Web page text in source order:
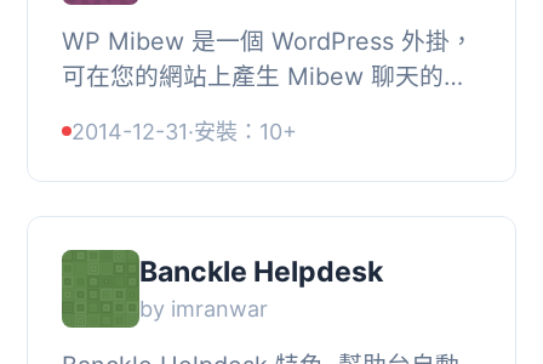
WP Mibew 是一個 WordPress 外掛，
可在您的網站上產生 Mibew 聊天的
Mibew 聊天軟件。WP Mibew 和
Mibew 是不同的軟件。,...
2014-12-31·安裝：10+
Banckle Helpdesk
by imranwar